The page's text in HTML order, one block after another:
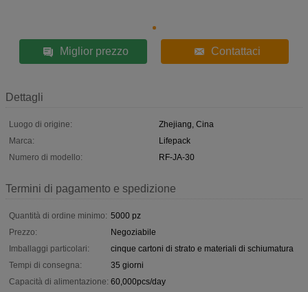
Miglior prezzo Contattaci
Dettagli
Luogo di origine:
Zhejiang, Cina
Marca:
Lifepack
Numero di modello:
RF-JA-30
Termini di pagamento e spedizione
Quantità di ordine minimo: 5000 pz
Prezzo:
Negoziabile
Imballaggi particolari:
cinque cartoni di strato e materiali di schiumatura
Tempi di consegna:
35 giorni
Capacità di alimentazione: 60,000pcs/day